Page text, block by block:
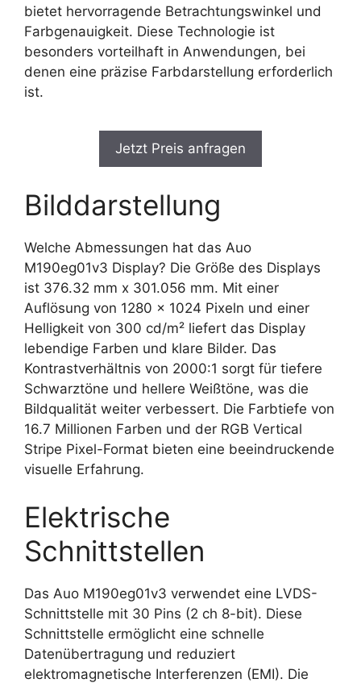
bietet hervorragende Betrachtungswinkel und
Farbgenauigkeit. Diese Technologie ist
besonders vorteilhaft in Anwendungen, bei
denen eine präzise Farbdarstellung erforderlich
ist.
Jetzt Preis anfragen
Bilddarstellung
Welche Abmessungen hat das Auo
M190eg01v3 Display? Die Größe des Displays
ist 376.32 mm x 301.056 mm. Mit einer
Auflösung von 1280 x 1024 Pixeln und einer
Helligkeit von 300 cd/m² liefert das Display
lebendige Farben und klare Bilder. Das
Kontrastverhältnis von 2000:1 sorgt für tiefere
Schwarztöne und hellere Weißtöne, was die
Bildqualität weiter verbessert. Die Farbtiefe von
16.7 Millionen Farben und der RGB Vertical
Stripe Pixel-Format bieten eine beeindruckende
visuelle Erfahrung.
Elektrische
Schnittstellen
Das Auo M190eg01v3 verwendet eine LVDS-
Schnittstelle mit 30 Pins (2 ch 8-bit). Diese
Schnittstelle ermöglicht eine schnelle
Datenübertragung und reduziert
elektromagnetische Interferenzen (EMI). Die